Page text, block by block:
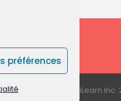
préférences
d'Aide
| Groupe UniLearn